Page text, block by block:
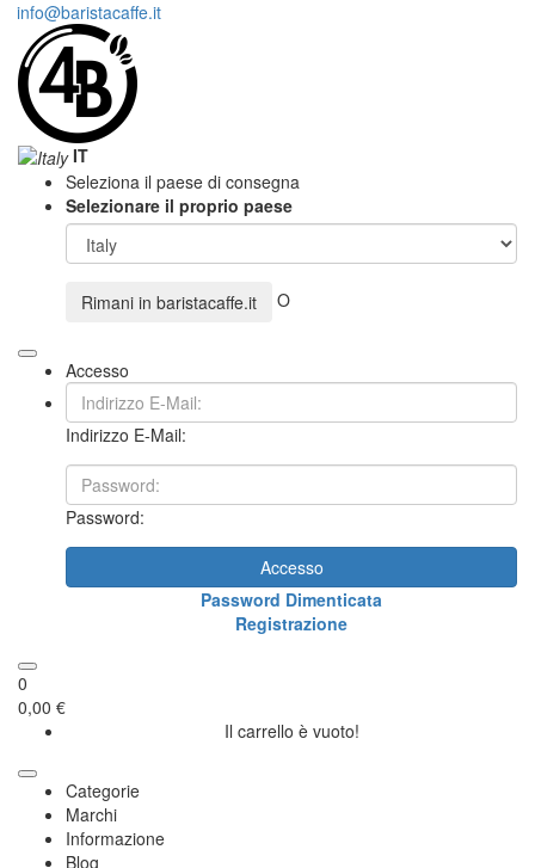
info@baristacaffe.it
IT
Seleziona il paese di consegna
Selezionare il proprio paese
Rimani in baristacaffe.it O
Accesso
Indirizzo E-Mail:
Password:
Accesso
Password Dimenticata
Registrazione
0
0,00 €
Il carrello è vuoto!
Categorie
Marchi
Informazione
Blog